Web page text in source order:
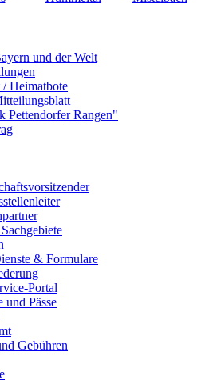
und der Welt
Heimatbote
Pettendorfer Rangen"
& Formulare
Portal
und Pässe
Gebühren